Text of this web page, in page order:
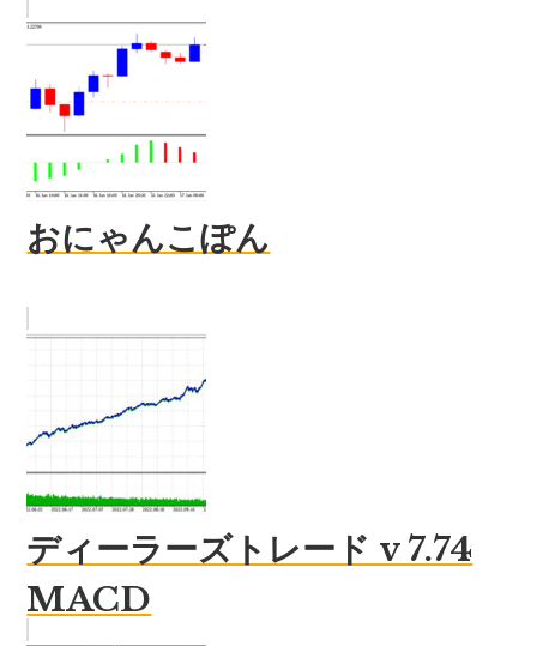
おにゃんこぽん
ディーラーズトレード v 7.74
MACD